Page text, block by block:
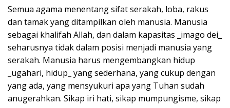
Semua agama menentang sifat serakah, loba, rakus
dan tamak yang ditampilkan oleh manusia. Manusia
sebagai khalifah Allah, dan dalam kapasitas _imago dei_
seharusnya tidak dalam posisi menjadi manusia yang
serakah. Manusia harus mengembangkan hidup
_ugahari, hidup_ yang sederhana, yang cukup dengan
yang ada, yang mensyukuri apa yang Tuhan sudah
anugerahkan. Sikap iri hati, sikap mumpungisme, sikap